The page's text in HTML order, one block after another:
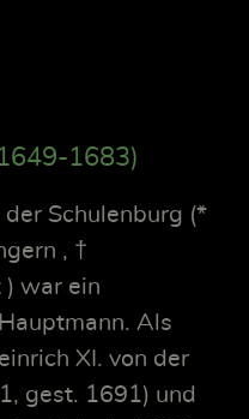
1683)
Schulenburg (*
, †
war ein
Als
XI. von der
gest. 1691) und